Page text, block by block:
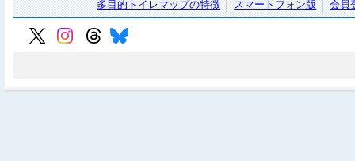
多目的トイレマップの特徴 スマートフォン版 会員